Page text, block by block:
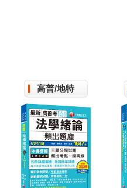
高普/地特